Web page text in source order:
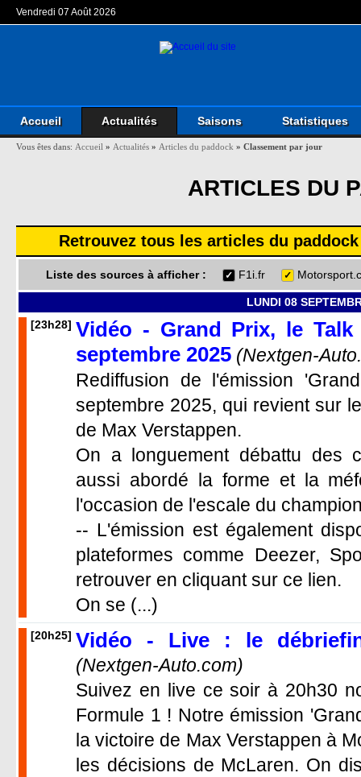
Vendredi 07 Août 2026
Accueil Actualités Saisons Statistiques
Vous êtes dans: Accueil » Actualités » Articles du paddock » Classement par jour
ARTICLES DU
Retrouvez tous les articles du
Liste des sources à afficher : F1i.fr
LUNDI 08
[23h28] Vidéo - Grand Prix, le
septembre 2025 (Nextgen-
Rediffusion de l'émission
septembre 2025, qui revient sur
de Max Verstappen.
On a longuement débattu des
aussi abordé la forme et la
l'occasion de l'escale du
-- L'émission est également
plateformes comme Deezer,
retrouver en cliquant sur ce lien.
On se (...)
[20h25] Vidéo - Live : le
(Nextgen-Auto.com)
Suivez en live ce soir à 20h30
Formule 1 ! Notre émission
la victoire de Max Verstappen à
les décisions de McLaren. On